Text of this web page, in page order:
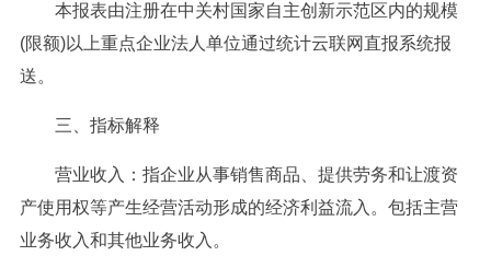
本报表由注册在中关村国家自主创新示范区内的规模
(限额)以上重点企业法人单位通过统计云联网直报系统报
送。
三、指标解释
营业收入：指企业从事销售商品、提供劳务和让渡资
产使用权等产生经营活动形成的经济利益流入。包括主营
业务收入和其他业务收入。